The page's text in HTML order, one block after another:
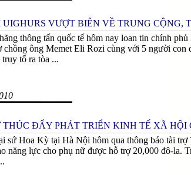
VƯỢT BIÊN VỀ TRUNG
thông tấn quốc tế hôm nay loan tin chính
ông Memet Eli Rozi cùng với 5 người con
tố ra tòa ...
THÚC ĐẨY PHÁT TRIỂN KINH TẾ XÃ
sứ Hoa Kỳ tại Hà Nội hôm qua thông báo tài
năng lực cho phụ nữ được hỗ trợ 20,000 đô-la.